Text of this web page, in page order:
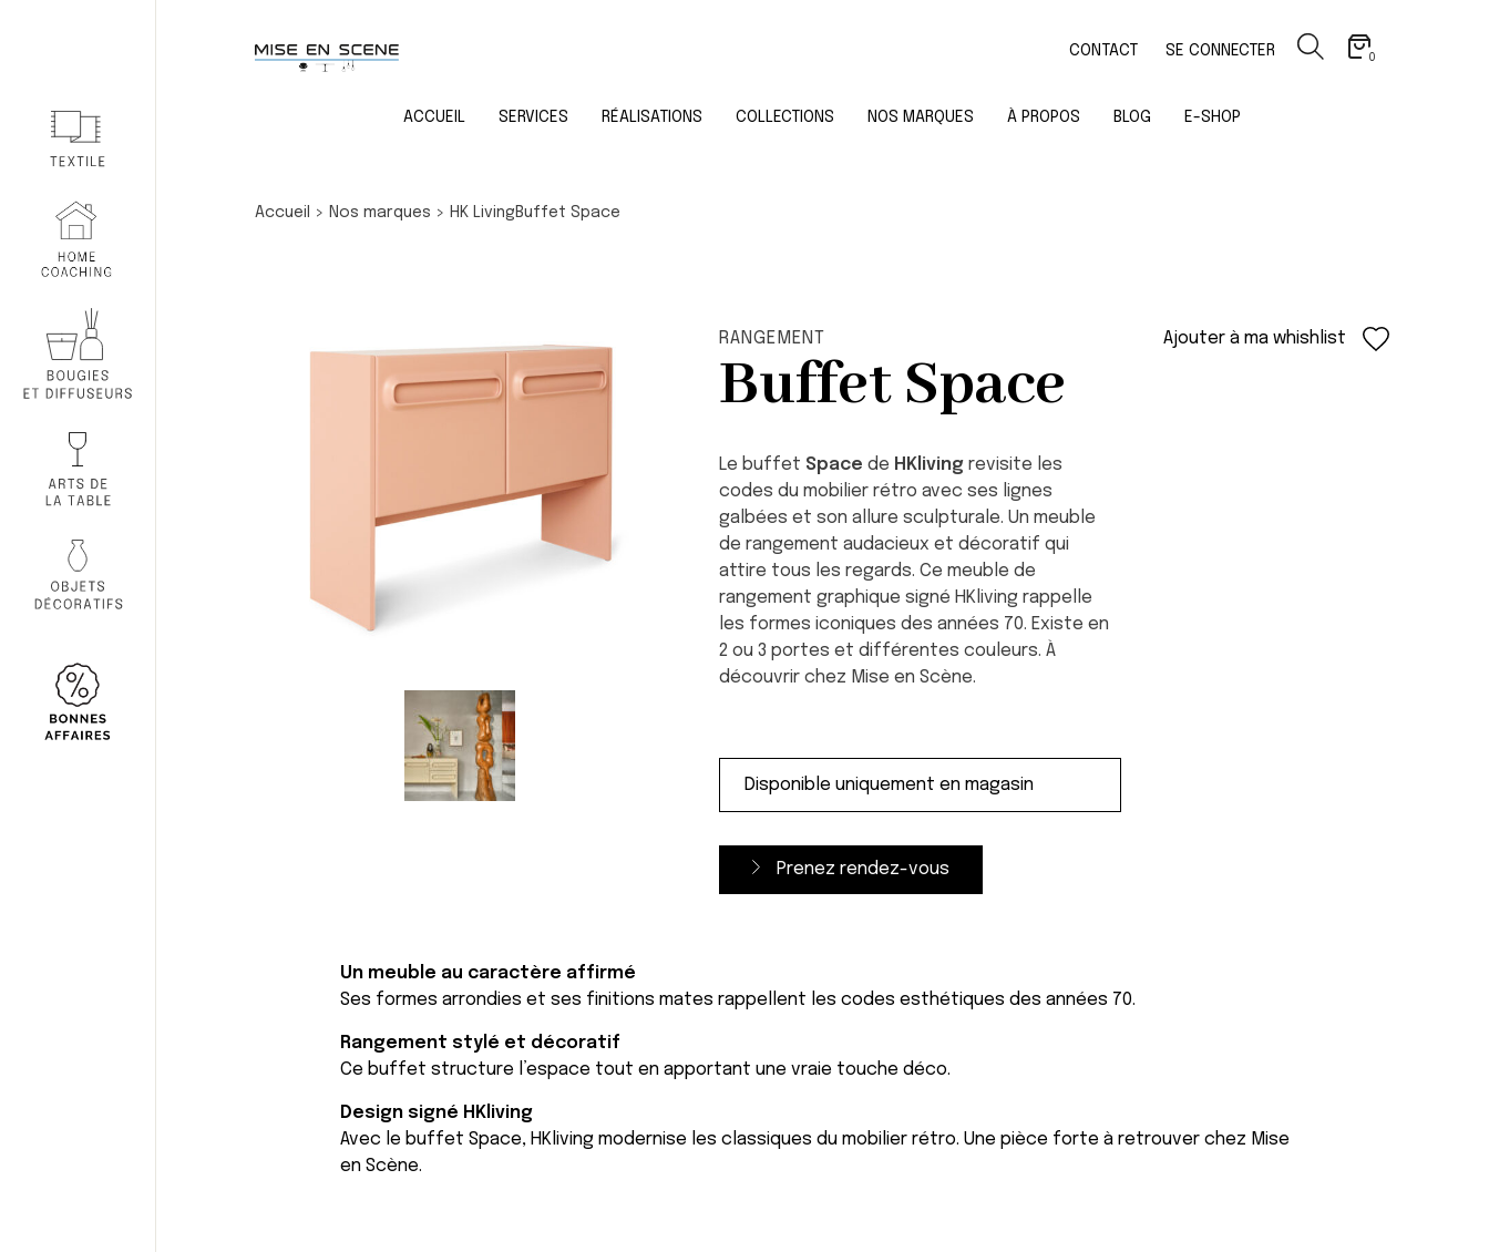
CONTACT SE CONNECTER 0
ACCUEIL SERVICES RÉALISATIONS COLLECTIONS NOS MARQUES À PROPOS BLOG E-SHOP
Accueil > Nos marques > HK Living Buffet Space
RANGEMENT
Buffet Space
Ajouter à ma whishlist
Le buffet Space de HKlivingrevisite les
codes du mobilier rétro avec ses lignes
galbées et son allure sculpturale. Un meuble
de rangement audacieux et décoratif qui
attire tous les regards. Ce meuble de
rangement graphique signé HKliving rappelle
les formes iconiques des années 70. Existe en
2 ou 3 portes et différentes couleurs. À
découvrir chez Mise en Scène.
Prenez rendez-vous
Un meuble au caractère affirmé
Ses formes arrondies et ses finitions mates rappellent les codes esthétiques des années 70.
Rangement stylé et décoratif
Ce buffet structure l’espace tout en apportant une vraie touche déco.
Design signé HKliving
Avec le buffet Space, HKliving modernise les classiques du mobilier rétro. Une pièce forte à retrouver chez Mise
en Scène.